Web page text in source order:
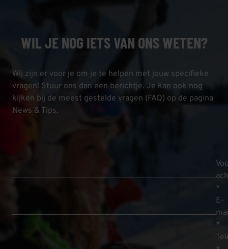
WIL JE NOG IETS VAN ONS WETEN?
Wij zijn er voor je om je te helpen met jouw specifieke
vragen! Stuur ons dan een berichtje. Je kan ook nog
kijken bij de meest gestelde vragen (FAQ) op de pagina
News & Tips.
*
E-
*